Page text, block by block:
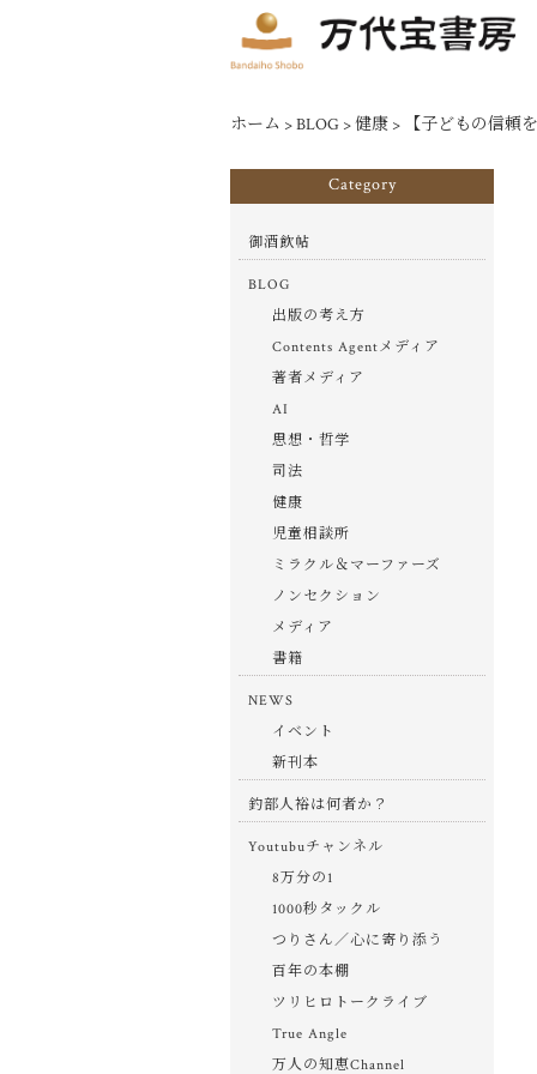
ホーム >BLOG >健康 > 【子どもの信頼
Category
御酒飲帖
BLOG
出版の考え方
Contents Agentメディア
著者メディア
AI
思想・哲学
司法
健康
児童相談所
ミラクル＆マーファーズ
ノンセクション
メディア
書籍
NEWS
イベント
新刊本
釣部人裕は何者か？
Youtubuチャンネル
8万分の1
1000秒タックル
つりさん／心に寄り添う
百年の本棚
ツリヒロトークライブ
True Angle
万人の知恵Channel